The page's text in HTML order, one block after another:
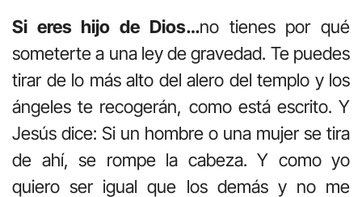
Si eres hijo de Dios…no tienes por qué
someterte a una ley de gravedad. Te puedes
tirar de lo más alto del alero del templo y los
ángeles te recogerán, como está escrito. Y
Jesús dice: Si un hombre o una mujer se tira
de ahí, se rompe la cabeza. Y como yo
quiero ser igual que los demás y no me